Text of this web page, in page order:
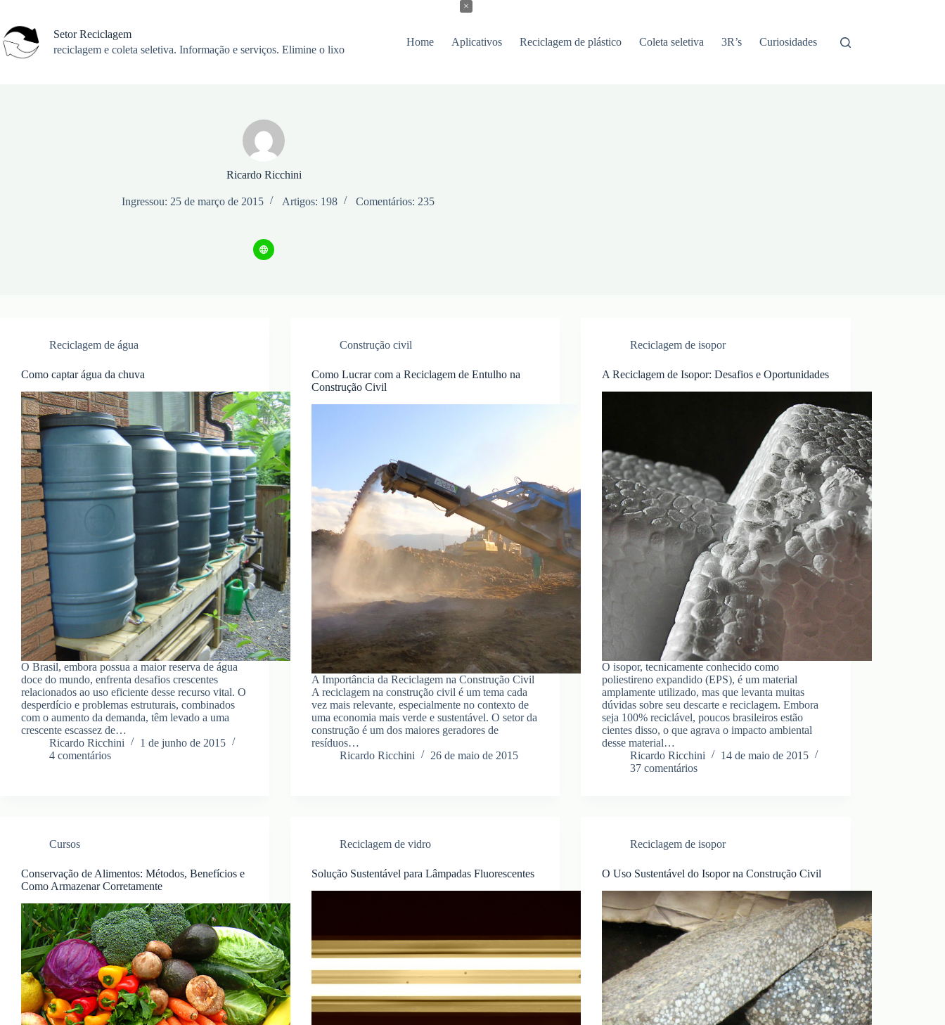
conteúdo
Setor Reciclagem
reciclagem e coleta seletiva. Informação e serviços. Elimine o lixo
Home Aplicativos Reciclagem de plástico Coleta seletiva 3R’s Curiosidades
Ricardo Ricchini
Ingressou: 25 de março de 2015 Artigos: 198 Comentários: 235
Reciclagem de água
Como captar água da chuva
O Brasil, embora possua a maior reserva de água
doce do mundo, enfrenta desafios crescentes
relacionados ao uso eficiente desse recurso vital. O
desperdício e problemas estruturais, combinados
com o aumento da demanda, têm levado a uma
crescente escassez de…
Ricardo Ricchini
1 de junho de 2015
4 comentários
Construção civil
Como Lucrar com a Reciclagem de Entulho na
Construção Civil
A Importância da Reciclagem na Construção Civil
A reciclagem na construção civil é um tema cada
vez mais relevante, especialmente no contexto de
uma economia mais verde e sustentável. O setor da
construção é um dos maiores geradores de
resíduos…
Ricardo Ricchini
26 de maio de 2015
Reciclagem de isopor
A Reciclagem de Isopor: Desafios e Oportunidades
O isopor, tecnicamente conhecido como
poliestireno expandido (EPS), é um material
amplamente utilizado, mas que levanta muitas
dúvidas sobre seu descarte e reciclagem. Embora
seja 100% reciclável, poucos brasileiros estão
cientes disso, o que agrava o impacto ambiental
desse material…
Ricardo Ricchini
14 de maio de 2015
37 comentários
Cursos
Conservação de Alimentos: Métodos, Benefícios e
Como Armazenar Corretamente
Reciclagem de vidro
Solução Sustentável para Lâmpadas Fluorescentes
Reciclagem de isopor
O Uso Sustentável do Isopor na Construção Civil
×